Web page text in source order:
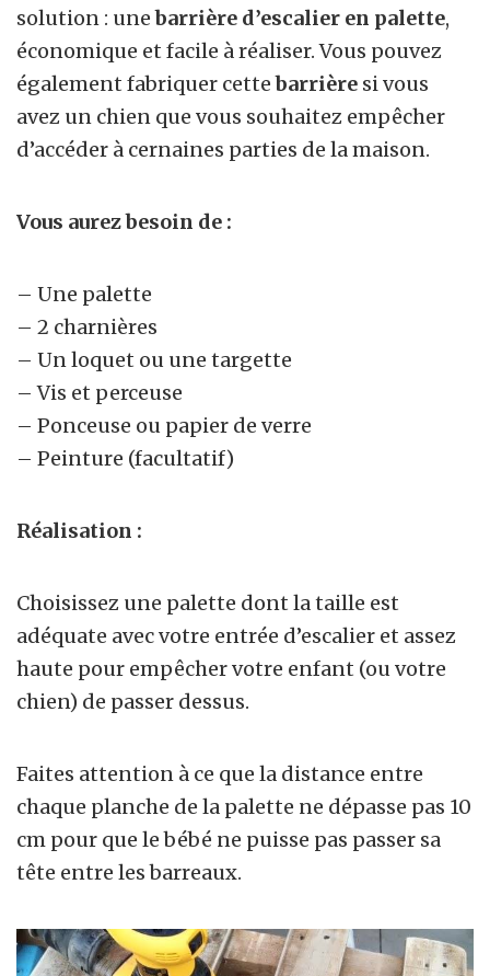
solution : une barrière d’escalier en palette,
économique et facile à réaliser. Vous pouvez
également fabriquer cettebarrière si vous
avez un chien que vous souhaitez empêcher
d’accéder à cernaines parties de la maison.
Vous aurez besoin de :
– Une palette
– 2 charnières
– Un loquet ou une targette
– Vis et perceuse
– Ponceuse ou papier de verre
– Peinture (facultatif)
Réalisation :
Choisissez une palette dont la taille est
adéquate avec votre entrée d’escalier et assez
haute pour empêcher votre enfant (ou votre
chien) de passer dessus.
Faites attention à ce que la distance entre
chaque planche de la palette ne dépasse pas 10
cm pour que le bébé ne puisse pas passer sa
tête entre les barreaux.